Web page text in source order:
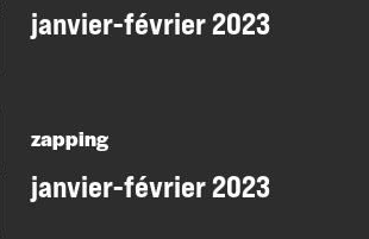
janvier-février 2023
zapping
janvier-février 2023